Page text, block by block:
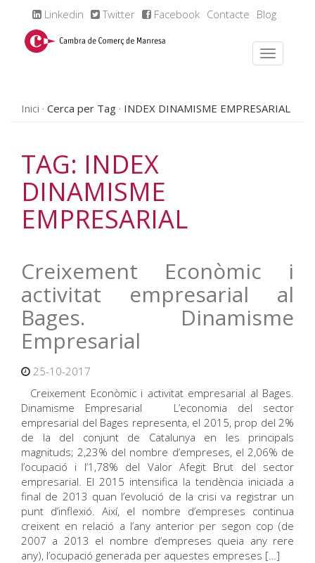
Linkedin Twitter Facebook Contacte Blog
Inici Cerca per Tag INDEX DINAMISME EMPRESARIAL
TAG: INDEX
DINAMISME
EMPRESARIAL
Creixement Econòmic i
activitat empresarial al
Bages. Dinamisme
Empresarial
25-10-2017
Creixement Econòmic i activitat empresarial al Bages.
Dinamisme Empresarial L’economia del sector
empresarial del Bages representa, el 2015, prop del 2%
de la del conjunt de Catalunya en les principals
magnituds; 2,23% del nombre d’empreses, el 2,06% de
l’ocupació i l’1,78% del Valor Afegit Brut del sector
empresarial. El 2015 intensifica la tendència iniciada a
final de 2013 quan l’evolució de la crisi va registrar un
punt d’inflexió. Així, el nombre d’empreses continua
creixent en relació a l’any anterior per segon cop (de
2007 a 2013 el nombre d’empreses queia any rere
any), l’ocupació generada per aquestes empreses […]